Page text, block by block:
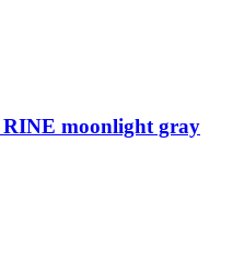
moonlight gray